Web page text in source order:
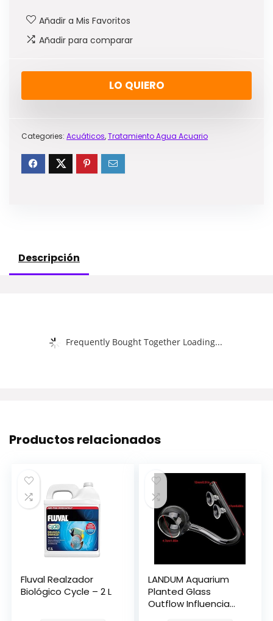
Añadir a Mis Favoritos
Añadir para comparar
LO QUIERO
Categories: Acuáticos,Tratamiento Agua Acuario
Descripción
Frequently Bought Together Loading...
Productos relacionados
Fluval Realzador
Biológico Cycle – 2 L
LANDUM Aquarium
Planted Glass
Outflow Influencia